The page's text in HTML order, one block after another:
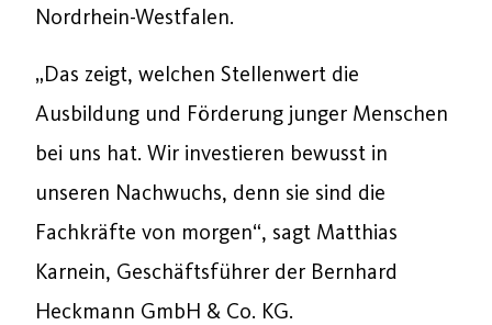
Nordrhein-Westfalen.
„Das zeigt, welchen Stellenwert die
Ausbildung und Förderung junger Menschen
bei uns hat. Wir investieren bewusst in
unseren Nachwuchs, denn sie sind die
Fachkräfte von morgen“, sagt Matthias
Karnein, Geschäftsführer der Bernhard
Heckmann GmbH & Co. KG.